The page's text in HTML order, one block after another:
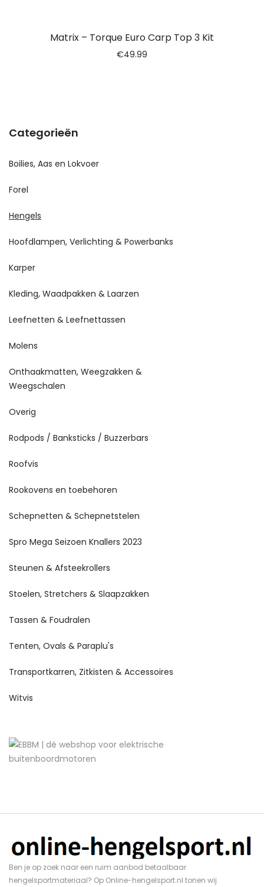
Matrix – Torque Euro Carp Top 3 Kit
€49.99
Categorieën
Boilies, Aas en Lokvoer
Forel
Hengels
Hoofdlampen, Verlichting & Powerbanks
Karper
Kleding, Waadpakken & Laarzen
Leefnetten & Leefnettassen
Molens
Onthaakmatten, Weegzakken &
Weegschalen
Overig
Rodpods / Banksticks / Buzzerbars
Roofvis
Rookovens en toebehoren
Schepnetten & Schepnetstelen
Spro Mega Seizoen Knallers 2023
Steunen & Afsteekrollers
Stoelen, Stretchers & Slaapzakken
Tassen & Foudralen
Tenten, Ovals & Paraplu's
Transportkarren, Zitkisten & Accessoires
Witvis
Ben je op zoek naar een ruim aanbod betaalbaar
hengelsportmateriaal? Op Online-hengelsport.nl tonen wij